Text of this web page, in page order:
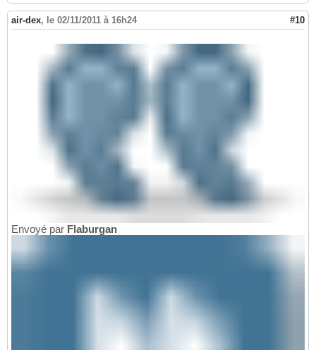
air-dex, le 02/11/2011 à 16h24 #10
Envoyé par Flaburgan